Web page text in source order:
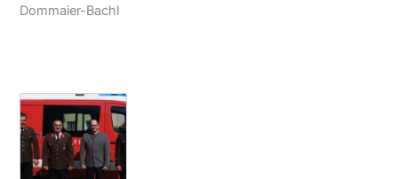
Dommaier-Bachl